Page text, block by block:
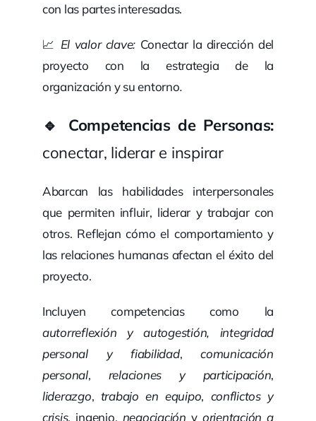
con las partes interesadas.
📈 El valor clave: Conectar la dirección del
proyecto con la estrategia de la
organización y su entorno.
🔹 Competencias de Personas:
conectar, liderar e inspirar
Abarcan las habilidades interpersonales
que permiten influir, liderar y trabajar con
otros. Reflejan cómo el comportamiento y
las relaciones humanas afectan el éxito del
proyecto.
Incluyen competencias como la
autorreflexión y autogestión, integridad
personal y fiabilidad,comunicación
personal, relaciones y participación,
liderazgo, trabajo en equipo, conflictos y
crisis, ingenio, negociación yorientación a